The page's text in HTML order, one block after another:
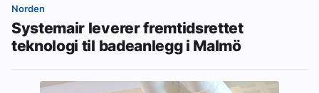
Norden
Systemair leverer fremtidsrettet
teknologi til badeanlegg i Malmö